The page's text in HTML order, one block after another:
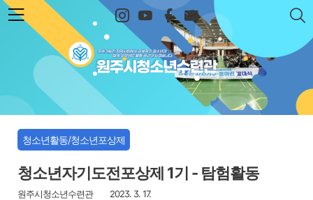
본문 바로가기
원주시청소년수련관
청소년활동/청소년포상제
청소년자기도전포상제 1기 - 탐험활동
원주시청소년수련관 2023. 3. 17.